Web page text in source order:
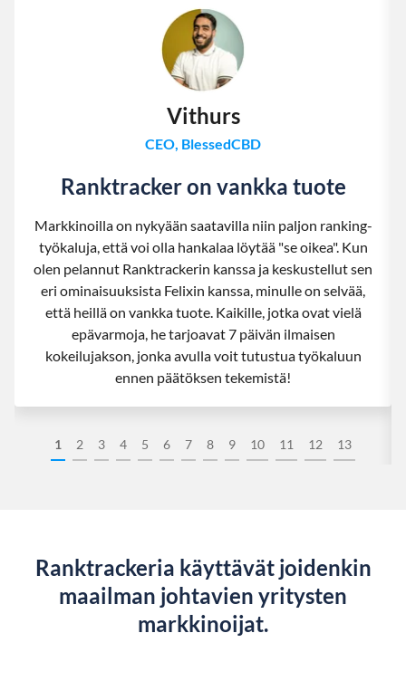
1 2 3 4 5 6 7 8 9 10 11 12 13
Vithurs
CEO, BlessedCBD
Ranktracker on vankka tuote
Markkinoilla on nykyään saatavilla niin paljon ranking-
työkaluja, että voi olla hankalaa löytää "se oikea". Kun
olen pelannut Ranktrackerin kanssa ja keskustellut sen
eri ominaisuuksista Felixin kanssa, minulle on selvää,
että heillä on vankka tuote. Kaikille, jotka ovat vielä
epävarmoja, he tarjoavat 7 päivän ilmaisen
kokeilujakson, jonka avulla voit tutustua työkaluun
ennen päätöksen tekemistä!
Ranktrackeria käyttävät joidenkin
maailman johtavien yritysten
markkinoijat.